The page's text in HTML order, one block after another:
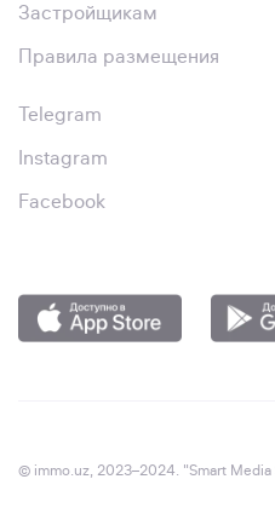
Застройщикам
Правила размещения
Telegram
Instagram
Facebook
© immo.uz, 2023–2024. "Smart